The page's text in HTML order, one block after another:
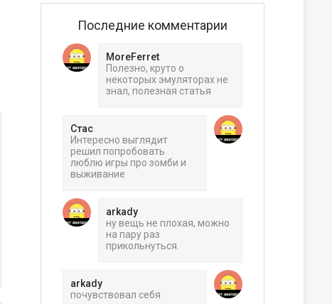
Последние комментарии
MoreFerret
Полезно, круто о
некоторых эмуляторах не
знал, полезная статья
Стас
Интересно выглядит
решил попробовать
люблю игры про зомби и
выживание
arkady
ну вещь не плохая, можно
на пару раз
прикольнуться.
arkady
почувствовал себя